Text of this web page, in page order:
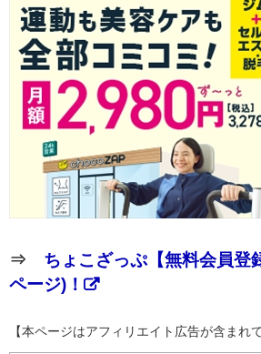
⇒ ちょこざっぷ【無料会員登
ページ)！
【本ページはアフィリエイト広告が含まれ